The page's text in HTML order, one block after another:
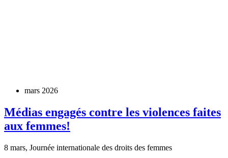
mars 2026
Médias engagés contre les violences faites
aux femmes!
8 mars, Journée internationale des droits des femmes